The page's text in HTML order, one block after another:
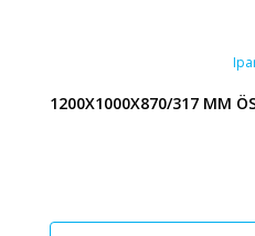
1200X1000X870/317 MM